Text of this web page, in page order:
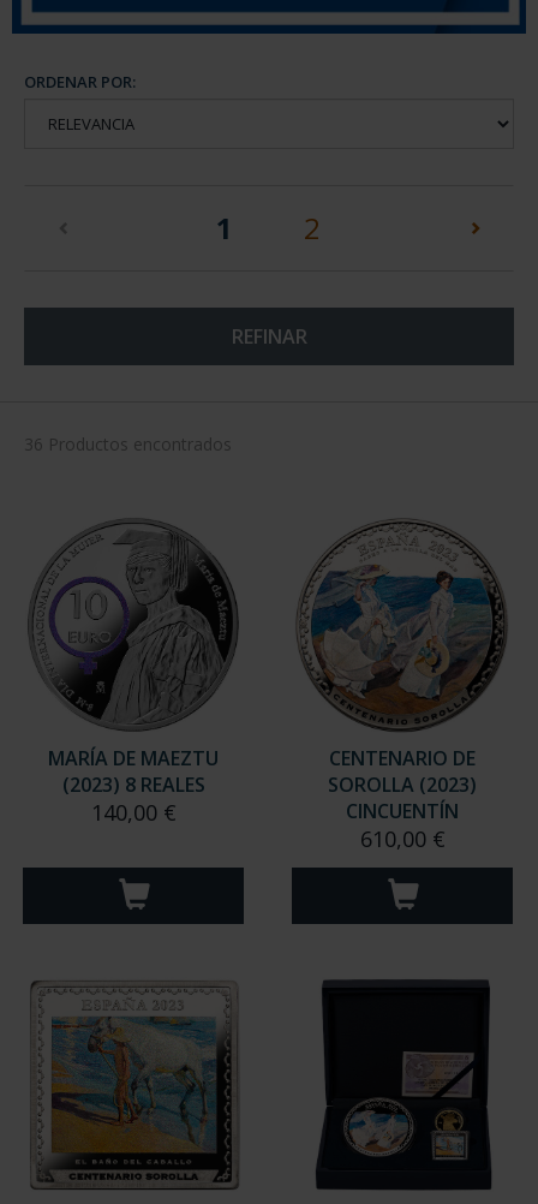
ORDENAR POR:
1 (current)
2
REFINAR
36 Productos encontrados
MARÍA DE MAEZTU
(2023) 8 REALES
140,00 €
CENTENARIO DE
SOROLLA (2023)
CINCUENTÍN
610,00 €